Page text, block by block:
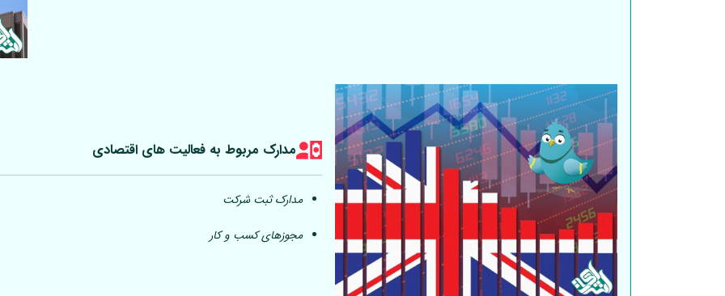
مدارک مربوط به فعالیت های اقتصادی
مدارک ثبت شرکت
مجوزهای کسب و کار